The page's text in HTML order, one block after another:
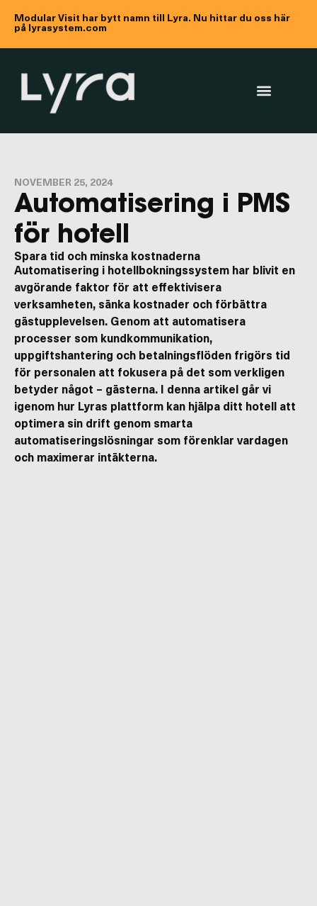
Modular Visit har bytt namn till Lyra. Nu hittar du oss här
på lyrasystem.com
NOVEMBER 25, 2024
Automatisering i PMS
för hotell
Spara tid och minska kostnaderna
Automatisering i hotellbokningssystem har blivit en
avgörande faktor för att effektivisera
verksamheten, sänka kostnader och förbättra
gästupplevelsen. Genom att automatisera
processer som kundkommunikation,
uppgiftshantering och betalningsflöden frigörs tid
för personalen att fokusera på det som verkligen
betyder något – gästerna. I denna artikel går vi
igenom hur Lyras plattform kan hjälpa ditt hotell att
optimera sin drift genom smarta
automatiseringslösningar som förenklar vardagen
och maximerar intäkterna.